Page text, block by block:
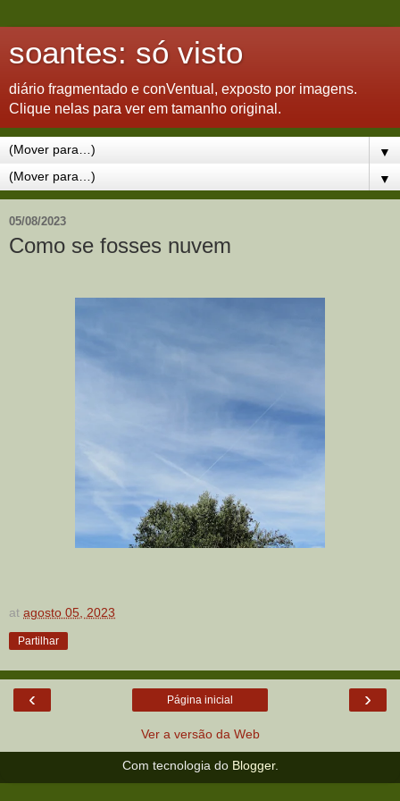
soantes: só visto
diário fragmentado e conVentual, exposto por imagens.
Clique nelas para ver em tamanho original.
▼
▼
05/08/2023
Como se fosses nuvem
at agosto 05, 2023
Partilhar
‹ ›
Página inicial
Ver a versão da Web
Com tecnologia do Blogger.